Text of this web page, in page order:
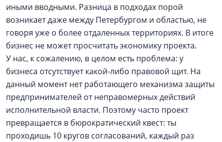
иными вводными. Разница в подходах порой
возникает даже между Петербургом и областью, не
говоря уже о более отдаленных территориях. В итоге
бизнес не может просчитать экономику проекта.
У нас, к сожалению, в целом есть проблема: у
бизнеса отсутствует какой-либо правовой щит. На
данный момент нет работающего механизма защиты
предпринимателей от неправомерных действий
исполнительной власти. Поэтому часто проект
превращается в бюрократический квест: ты
проходишь 10 кругов согласований, каждый раз